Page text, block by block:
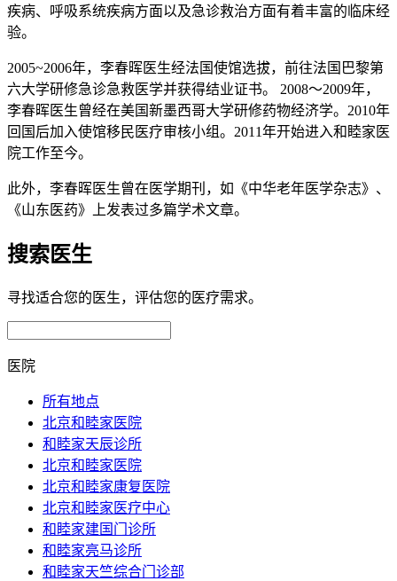
疾病、呼吸系统疾病方面以及急诊救治方面有着丰富的临床经
验。
2005~2006年，李春晖医生经法国使馆选拔，前往法国巴黎第
六大学研修急诊急救医学并获得结业证书。 2008～2009年，
李春晖医生曾经在美国新墨西哥大学研修药物经济学。2010年
回国后加入使馆移民医疗审核小组。2011年开始进入和睦家医
院工作至今。
此外，李春晖医生曾在医学期刊，如《中华老年医学杂志》、
《山东医药》上发表过多篇学术文章。
搜索医生
寻找适合您的医生，评估您的医疗需求。
医院
所有地点
北京和睦家医院
和睦家天辰诊所
北京和睦家医院
北京和睦家康复医院
北京和睦家医疗中心
和睦家建国门诊所
和睦家亮马诊所
和睦家天竺综合门诊部